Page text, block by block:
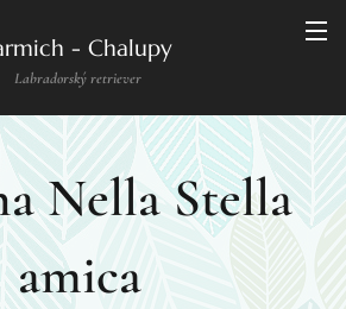
- Chalupy
Labradorský retriever
Nella Stella
amica